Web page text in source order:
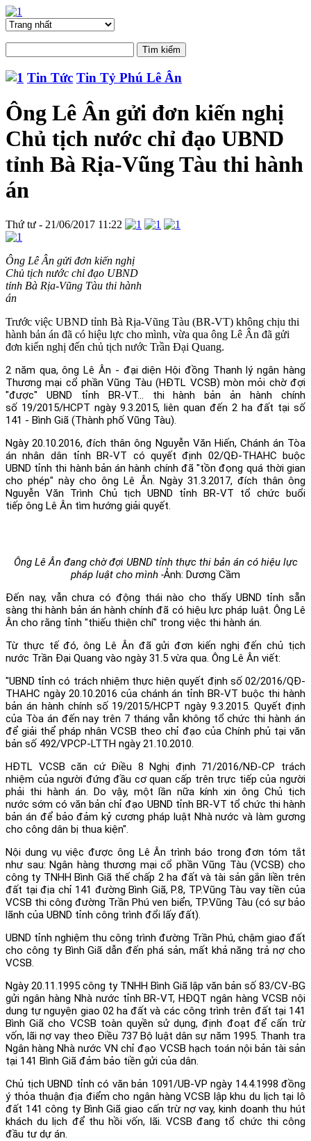
Tin Tức Tin Tỷ Phú Lê Ân
Ông Lê Ân gửi đơn kiến nghị
Chủ tịch nước chỉ đạo UBND
tỉnh Bà Rịa-Vũng Tàu thi hành
án
Thứ tư - 21/06/2017 11:22
Ông Lê Ân gửi đơn kiến nghị
Chủ tịch nước chỉ đạo UBND
tỉnh Bà Rịa-Vũng Tàu thi hành
án
Trước việc UBND tỉnh Bà Rịa-Vũng Tàu (BR-VT) không chịu thi
hành bản án đã có hiệu lực cho mình, vừa qua ông Lê Ân đã gửi
đơn kiến nghị đến chủ tịch nước Trần Đại Quang.
2 năm qua, ông Lê Ân - đại diện Hội đồng Thanh lý ngân hàng
Thương mại cổ phần Vũng Tàu (HĐTL VCSB) mòn mỏi chờ đợi
"được" UBND tỉnh BR-VT... thi hành bản ản hành chính
số 19/2015/HCPT ngày 9.3.2015, liên quan đến 2 ha đất tại số
141 - Bình Giã (Thành phố Vũng Tàu).
Ngày 20.10.2016, đích thân ông Nguyễn Văn Hiến, Chánh án Tòa
án nhân dân tỉnh BR-VT có quyết định 02/QĐ-THAHC buộc
UBND tỉnh thi hành bản án hành chính đã "tồn đọng quá thời gian
cho phép" này cho ông Lê Ân. Ngày 31.3.2017, đích thân ông
Nguyễn Văn Trình Chủ tịch UBND tỉnh BR-VT tổ chức buổi
tiếp ông Lê Ân tìm hướng giải quyết.
Ông Lê Ân đang chờ đợi UBND tỉnh thực thi bản án có hiệu lực
pháp luật cho mình -Ảnh: Dương Cầm
Đến nay, vẫn chưa có động thái nào cho thấy UBND tỉnh sẵn
sàng thi hành bản án hành chính đã có hiệu lực pháp luật. Ông Lê
Ân cho rằng tỉnh "thiếu thiện chí" trong việc thi hành án.
Từ thực tế đó, ông Lê Ân đã gửi đơn kiến nghị đến chủ tịch
nước Trần Đại Quang vào ngày 31.5 vừa qua. Ông Lê Ân viết:
"UBND tỉnh có trách nhiệm thực hiện quyết định số 02/2016/QĐ-
THAHC ngày 20.10.2016 của chánh án tỉnh BR-VT buộc thi hành
bản án hành chính số 19/2015/HCPT ngày 9.3.2015. Quyết định
của Tòa án đến nay trên 7 tháng vẫn không tổ chức thi hành án
để giải thể pháp nhân VCSB theo chỉ đạo của Chính phủ tại văn
bản số 492/VPCP-LTTH ngày 21.10.2010.
HĐTL VCSB căn cứ Điều 8 Nghị định 71/2016/NĐ-CP trách
nhiệm của người đứng đầu cơ quan cấp trên trực tiếp của người
phải thi hành án. Do vậy, một lần nữa kính xin ông Chủ tịch
nước sớm có văn bản chỉ đạo UBND tỉnh BR-VT tổ chức thi hành
bản án để bảo đảm kỷ cương pháp luật Nhà nước và làm gương
cho công dân bị thua kiện".
Nội dung vụ việc được ông Lê Ân trình báo trong đơn tóm tắt
như sau: Ngân hàng thương mại cổ phần Vũng Tàu (VCSB) cho
công ty TNHH Bình Giã thế chấp 2 ha đất và tài sản gắn liền trên
đất tại địa chỉ 141 đường Bình Giã, P.8, TP.Vũng Tàu vay tiền của
VCSB thi công đường Trần Phú ven biển, TP.Vũng Tàu (có sự bảo
lãnh của UBND tỉnh công trình đổi lấy đất).
UBND tỉnh nghiệm thu công trình đường Trần Phú, chậm giao đất
cho công ty Bình Giã dẫn đến phá sản, mất khả năng trả nợ cho
VCSB.
Ngày 20.11.1995 công ty TNHH Bình Giã lập văn bản số 83/CV-BG
gửi ngân hàng Nhà nước tỉnh BR-VT, HĐQT ngân hàng VCSB nội
dung tự nguyện giao 02 ha đất và các công trình trên đất tại 141
Bình Giã cho VCSB toàn quyền sử dụng, định đoạt để cấn trừ
vốn, lãi nợ vay theo Điều 737 Bộ luật dân sự năm 1995. Thanh tra
Ngân hàng Nhà nước VN chỉ đạo VCSB hạch toán nội bản tài sản
tại 141 Bình Giã đảm bảo tiền gửi của dân.
Chủ tịch UBND tỉnh có văn bản 1091/UB-VP ngày 14.4.1998 đồng
ý thỏa thuận địa điểm cho ngân hàng VCSB lập khu du lịch tại lô
đất 141 công ty Bình Giã giao cấn trừ nợ vay, kinh doanh thu hút
khách du lịch để thu hồi vốn, lãi. VCSB đang tổ chức thi công
đầu tư dự án.